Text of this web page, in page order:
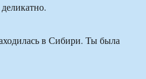
в Сибири. Ты была